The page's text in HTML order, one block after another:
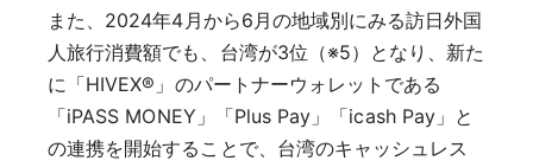
また、2024年4月から6月の地域別にみる訪日外国
人旅行消費額でも、台湾が3位（※5）となり、新た
に「HIVEX®」のパートナーウォレットである
「iPASS MONEY」「Plus Pay」「icash Pay」と
の連携を開始することで、台湾のキャッシュレス